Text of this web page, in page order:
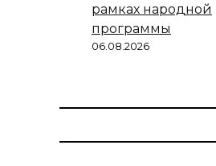
рамках народной
программы
06.08.2026